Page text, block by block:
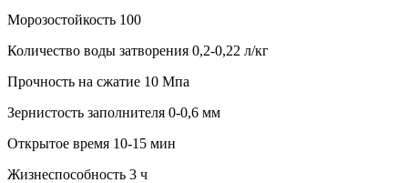
Морозостойкость 100
Количество воды затворения 0,2-0,22 л/кг
Прочность на сжатие 10 Мпа
Зернистость заполнителя 0-0,6 мм
Открытое время 10-15 мин
Жизнеспособность 3 ч